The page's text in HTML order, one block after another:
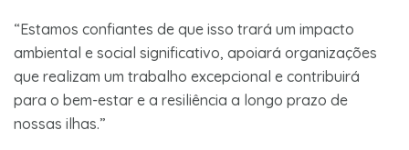
“Estamos confiantes de que isso trará um impacto
ambiental e social significativo, apoiará organizações
que realizam um trabalho excepcional e contribuirá
para o bem-estar e a resiliência a longo prazo de
nossas ilhas.”